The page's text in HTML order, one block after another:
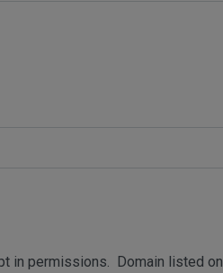
in permissions.  Domain listed on